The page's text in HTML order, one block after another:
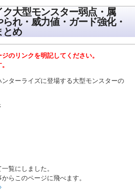
大型モンスター弱点・属
れ・威力値・ガード強化・
とめ
のリンクを明記してください。
ターライズに登場する大型モンスターの
覧にしました。
らこのページに飛べます。